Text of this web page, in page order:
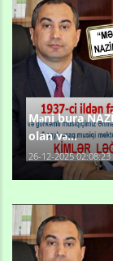
Məni bura
olan və...
26-12-2025 02:08:23